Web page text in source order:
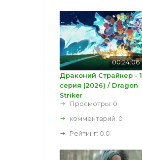
00:24:06
Драконий Страйкер - 1
серия (2026) / Dragon
Striker
Просмотры: 0
комментарий: 0
Рейтинг: 0.0